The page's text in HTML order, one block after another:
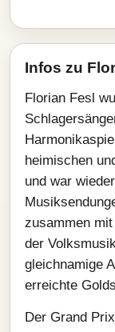
Infos zu
Florian Fesl
heimischen
und war
zusammen
der
gleichnamige
erreichte
Der Grand